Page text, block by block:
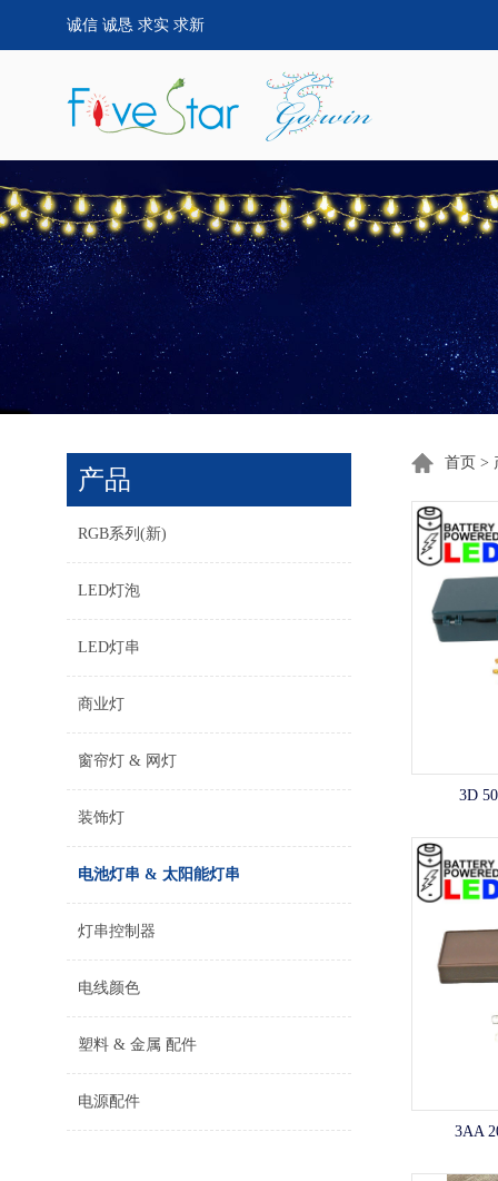
诚信 诚恳 求实 求新
产品
RGB系列(新)
LED灯泡
LED灯串
商业灯
窗帘灯 & 网灯
装饰灯
电池灯串 & 太阳能灯串
灯串控制器
电线颜色
塑料 & 金属 配件
电源配件
首页 >
3D
3AA